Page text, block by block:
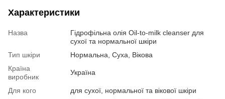
Характеристики
Назва
Гідрофільна олія Oil-to-milk cleanser для
сухої та нормальної шкіри
Тип шкіри
Нормальна, Суха, Вікова
Країна
виробник
Україна
Для кого
для сухої, нормальної та вікової шкіри